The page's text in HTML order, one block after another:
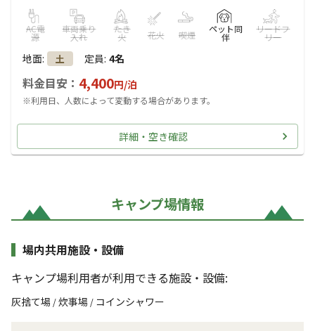
AC電
源
車両乗り
入れ
たき
火 花火 喫煙
ペット同
伴
リードフ
リー
地面: 土 定員: 4名
料金目安： 4,400円/泊
※利用日、人数によって変動する場合があります。
詳細・空き確認
キャンプ場情報
場内共用施設・設備
キャンプ場利用者が利用できる施設・設備:
灰捨て場 /炊事場 / コインシャワー